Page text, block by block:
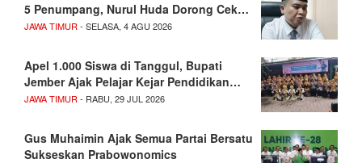
5 Penumpang, Nurul Huda Dorong Cek…
JAWA TIMUR - SELASA, 4 AGU 2026
Apel 1.000 Siswa di Tanggul, Bupati
Jember Ajak Pelajar Kejar Pendidikan…
JAWA TIMUR - RABU, 29 JUL 2026
Gus Muhaimin Ajak Semua Partai Bersatu
Sukseskan Prabowonomics